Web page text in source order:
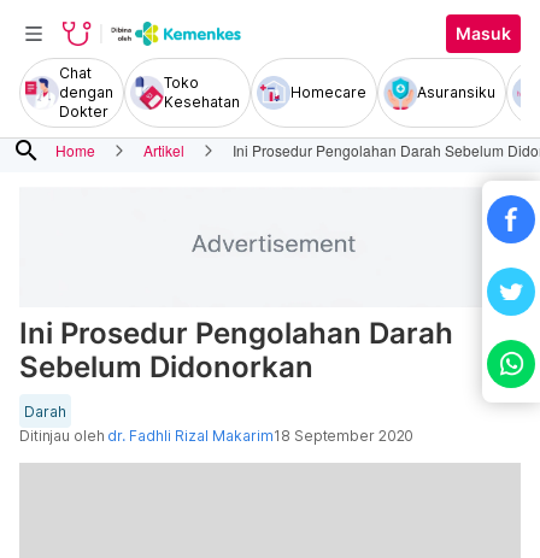
Masuk
Chat
dengan
Dokter
Toko
Kesehatan
Homecare Asuransiku
search Home Artikel Ini Prosedur Pengolahan Darah Sebelum
Ini Prosedur Pengolahan Darah
Sebelum Didonorkan
Darah
Ditinjau oleh dr. Fadhli Rizal Makarim18 September 2020